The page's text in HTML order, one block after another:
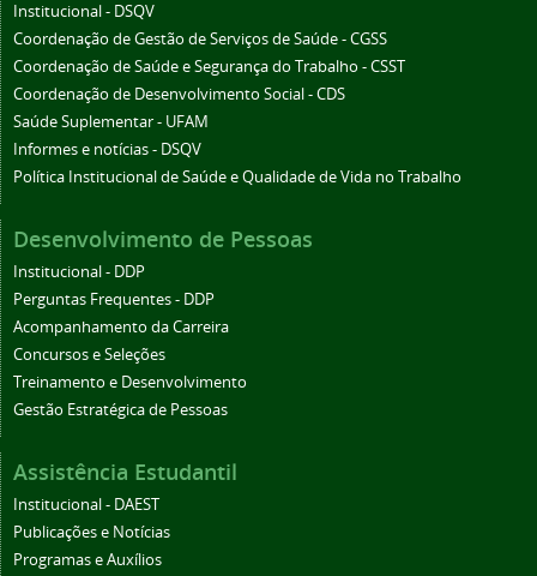
Institucional - DSQV
Coordenação de Gestão de Serviços de Saúde - CGSS
Coordenação de Saúde e Segurança do Trabalho - CSST
Coordenação de Desenvolvimento Social - CDS
Saúde Suplementar - UFAM
Informes e notícias - DSQV
Política Institucional de Saúde e Qualidade de Vida no Trabalho
Desenvolvimento de Pessoas
Institucional - DDP
Perguntas Frequentes - DDP
Acompanhamento da Carreira
Concursos e Seleções
Treinamento e Desenvolvimento
Gestão Estratégica de Pessoas
Assistência Estudantil
Institucional - DAEST
Publicações e Notícias
Programas e Auxílios